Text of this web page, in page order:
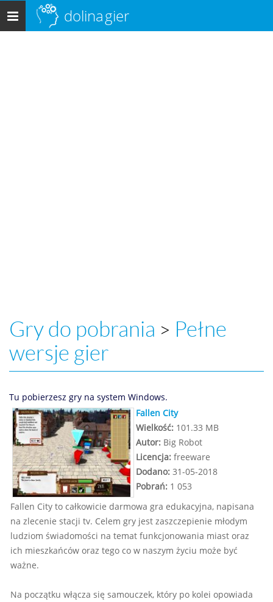
Menu
główne
dolinagier
Gry do pobrania > Pełne
wersje gier
Tu pobierzesz gry na system Windows.
Fallen City
Wielkość: 101.33 MB
Autor: Big Robot
Licencja: freeware
Dodano: 31-05-2018
Pobrań: 1 053
Fallen City to całkowicie darmowa gra edukacyjna, napisana
na zlecenie stacji tv. Celem gry jest zaszczepienie młodym
ludziom świadomości na temat funkcjonowania miast oraz
ich mieszkańców oraz tego co w naszym życiu może być
ważne.
Na początku włącza się samouczek, który po kolei opowiada